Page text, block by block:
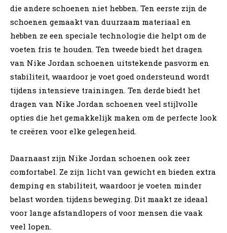
die andere schoenen niet hebben. Ten eerste zijn de
schoenen gemaakt van duurzaam materiaal en
hebben ze een speciale technologie die helpt om de
voeten fris te houden. Ten tweede biedt het dragen
van Nike Jordan schoenen uitstekende pasvorm en
stabiliteit, waardoor je voet goed ondersteund wordt
tijdens intensieve trainingen. Ten derde biedt het
dragen van Nike Jordan schoenen veel stijlvolle
opties die het gemakkelijk maken om de perfecte look
te creëren voor elke gelegenheid.
Daarnaast zijn Nike Jordan schoenen ook zeer
comfortabel. Ze zijn licht van gewicht en bieden extra
demping en stabiliteit, waardoor je voeten minder
belast worden tijdens beweging. Dit maakt ze ideaal
voor lange afstandlopers of voor mensen die vaak
veel lopen.